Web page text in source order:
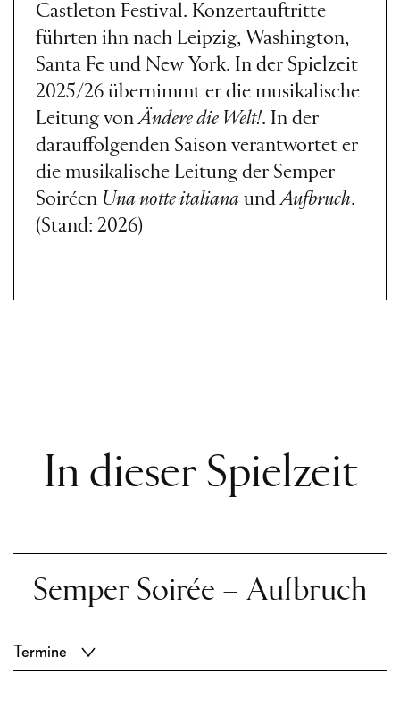
Castleton Festival. Konzertauftritte
führten ihn nach Leipzig, Washington,
Santa Fe und New York. In der Spielzeit
2025/26 übernimmt er die musikalische
Leitung vonÄndere die Welt!. In der
darauffolgenden Saison verantwortet er
die musikalische Leitung der Semper
Soiréen Una notte italiana undAufbruch.
(Stand: 2026)
In dieser Spielzeit
Semper Soirée – Aufbruch
Termine